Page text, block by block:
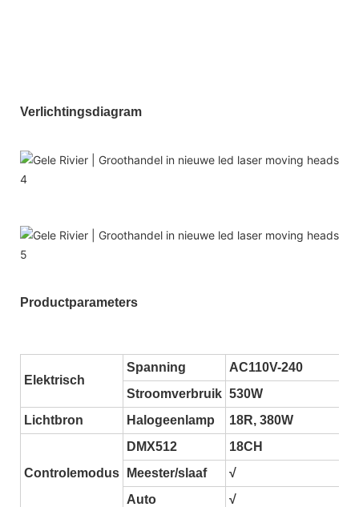
Verlichtingsdiagram
Productparameters
Elektrisch
Spanning
AC110V-240
Stroomverbruik 530W
Lichtbron
Halogeenlamp 18R, 380W
Controlemodus
DMX512
18CH
Meester/slaaf
√
Auto
√